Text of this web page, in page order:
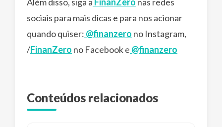
sociais para mais dicas e para nos acionar
quando quiser: @finanzero no Instagram,
/FinanZero no Facebook e @finanzero
Conteúdos relacionados